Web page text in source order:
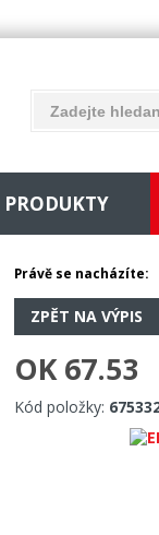
PRODUKTY
Právě se nacházíte:
ZPĚT NA VÝPIS
OK 67.53
Kód položky: